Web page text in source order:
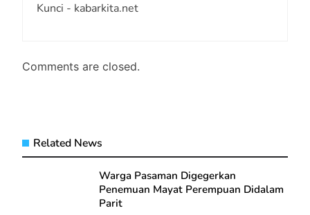
Kunci - kabarkita.net
Comments are closed.
Related News
Warga Pasaman Digegerkan
Penemuan Mayat Perempuan Didalam
Parit